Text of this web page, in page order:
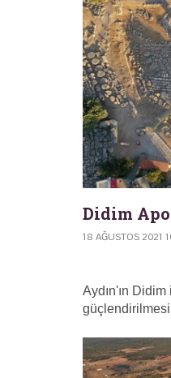
Didim
18 AĞUSTOS 2021
Aydın'ın
güçlendirilmesi